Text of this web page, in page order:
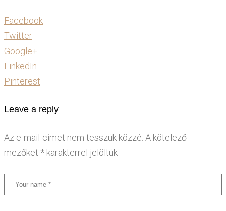
Facebook
Twitter
Google+
LinkedIn
Pinterest
Leave a reply
Az e-mail-címet nem tesszük közzé. A kötelező
mezőket * karakterrel jelöltük